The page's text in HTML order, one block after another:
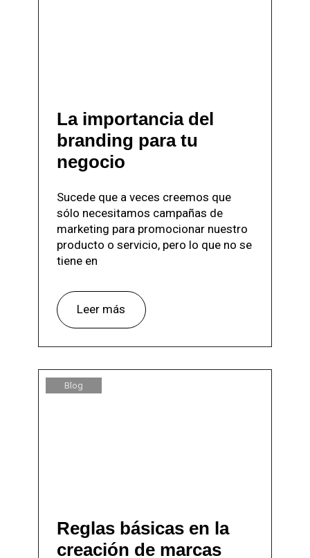
La importancia del
branding para tu
negocio
Sucede que a veces creemos que
sólo necesitamos campañas de
marketing para promocionar nuestro
producto o servicio, pero lo que no se
tiene en
Leer más
Blog
Reglas básicas en la
creación de marcas